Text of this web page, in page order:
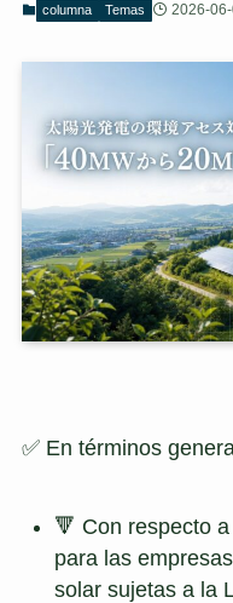
columna Temas 2026-
✅ En términos
🔻 Con respecto
para las
solar sujetas a la